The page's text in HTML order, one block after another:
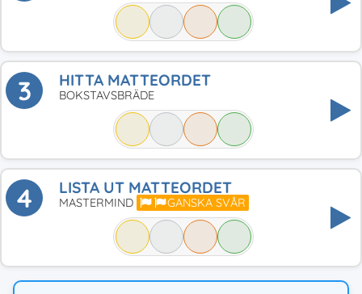
3 HITTA MATTEORDET
BOKSTAVSBRÄDE
4 LISTA UT MATTEORDET
MASTERMIND GANSKA SVÅR